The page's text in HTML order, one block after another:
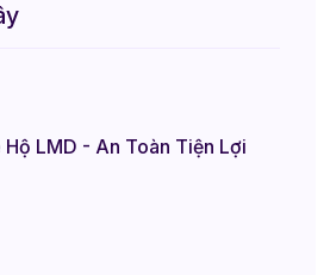
LMD - An Toàn Tiện Lợi